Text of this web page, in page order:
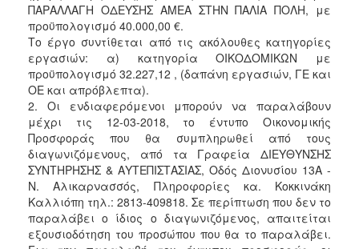
2018
2017
2016
2015
2013
ΤΟΠΟΣ
ΠΟΛΙΤΙΣΜΟΣ
ΠΑΡΑΛΛΑΓΗ ΟΔΕΥΣΗΣ ΑΜΕΑ ΣΤΗΝ ΠΑΛΙΑ ΠΟΛΗ, με
προϋπολογισμό 40.000,00 €.
Το έργο συντίθεται από τις ακόλουθες κατηγορίες
εργασιών: α) κατηγορία ΟΙΚΟΔΟΜΙΚΩΝ με
προϋπολογισμό 32.227,12 , (δαπάνη εργασιών, ΓΕ και
ΟΕ και απρόβλεπτα).
2. Οι ενδιαφερόμενοι μπορούν να παραλάβουν
μέχρι τις 12-03-2018, το έντυπο Οικονομικής
Προσφοράς που θα συμπληρωθεί από τους
διαγωνιζόμενους, από τα Γραφεία ΔΙΕΥΘΥΝΣΗΣ
ΣΥΝΤΗΡΗΣΗΣ & ΑΥΤΕΠΙΣΤΑΣΙΑΣ, Οδός Διονυσίου 13Α -
Ν. Αλικαρνασσός, Πληροφορίες κα. Κοκκινάκη
Καλλιόπη τηλ.: 2813-409818. Σε περίπτωση που δεν το
παραλάβει ο ίδιος ο διαγωνιζόμενος, απαιτείται
εξουσιοδότηση του προσώπου που θα το παραλάβει.